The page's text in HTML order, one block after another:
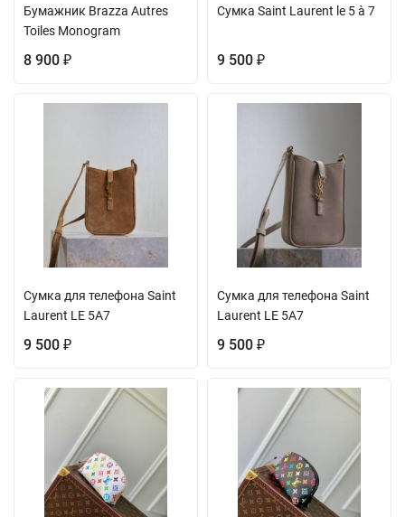
Бумажник Brazza Autres
Toiles Monogram
8 900 ₽
Сумка Saint Laurent le 5 à 7
9 500 ₽
Сумка для телефона Saint
Laurent LE 5A7
9 500 ₽
Сумка для телефона Saint
Laurent LE 5A7
9 500 ₽